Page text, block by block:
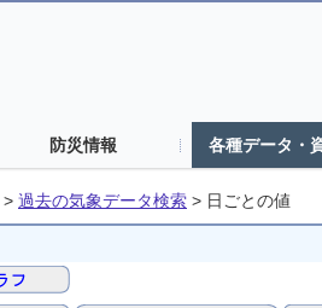
防災情報 各種データ・
> 過去の気象データ検索 > 日ごとの値